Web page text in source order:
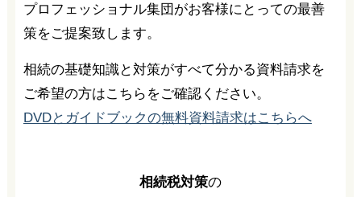
プロフェッショナル集団がお客様にとっての最善
策をご提案致します。
相続の基礎知識と対策がすべて分かる資料請求を
ご希望の方はこちらをご確認ください。
DVDとガイドブックの無料資料請求はこちらへ
相続税対策の